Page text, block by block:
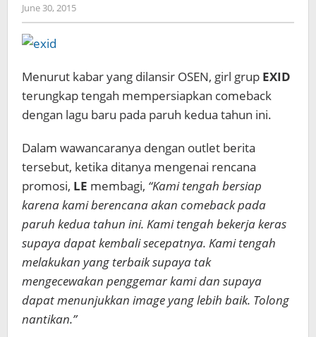
June 30, 2015by
Koreanindo
Menurut kabar yang dilansir OSEN, girl grup EXID
terungkap tengah mempersiapkan comeback
dengan lagu baru pada paruh kedua tahun ini.
Dalam wawancaranya dengan outlet berita
tersebut, ketika ditanya mengenai rencana
promosi, LE membagi, “Kami tengah bersiap
karena kami berencana akan comeback pada
paruh kedua tahun ini. Kami tengah bekerja keras
supaya dapat kembali secepatnya. Kami tengah
melakukan yang terbaik supaya tak
mengecewakan penggemar kami dan supaya
dapat menunjukkan image yang lebih baik. Tolong
nantikan.”